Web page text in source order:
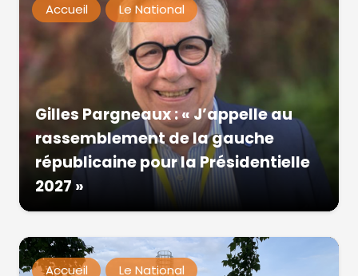
Accueil Le National
Gilles Pargneaux : « J’appelle au
rassemblement de la gauche
républicaine pour la Présidentielle
2027 »
Accueil Le National